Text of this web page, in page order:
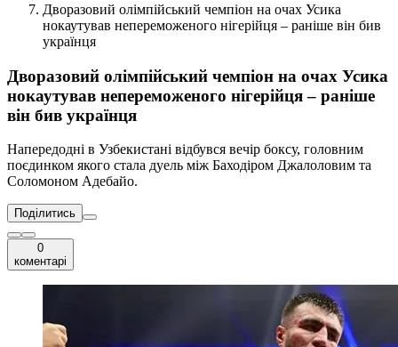
Дворазовий олімпійський чемпіон на очах Усика
нокаутував непереможеного нігерійця – раніше він бив
українця
Дворазовий олімпійський чемпіон на очах Усика
нокаутував непереможеного нігерійця – раніше
він бив українця
Напередодні в Узбекистані відбувся вечір боксу, головним
поєдинком якого стала дуель між Баходіром Джалоловим та
Соломоном Адебайо.
Поділитись
0
коментарі